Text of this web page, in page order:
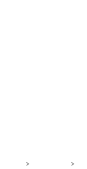
> >